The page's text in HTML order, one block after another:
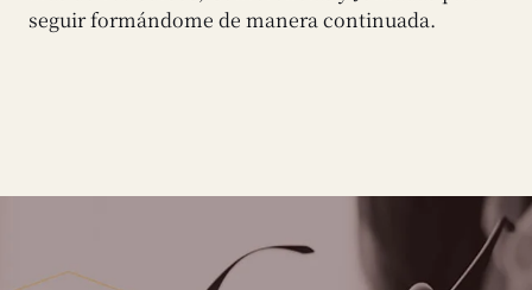
seguir formándome de manera continuada.